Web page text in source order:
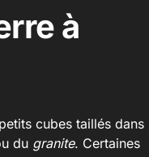
à
cubes taillés dans
du granite. Certaines